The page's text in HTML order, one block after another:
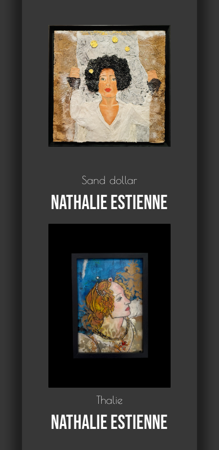
Sand dollar
Nathalie Estienne
Thalie
Nathalie Estienne